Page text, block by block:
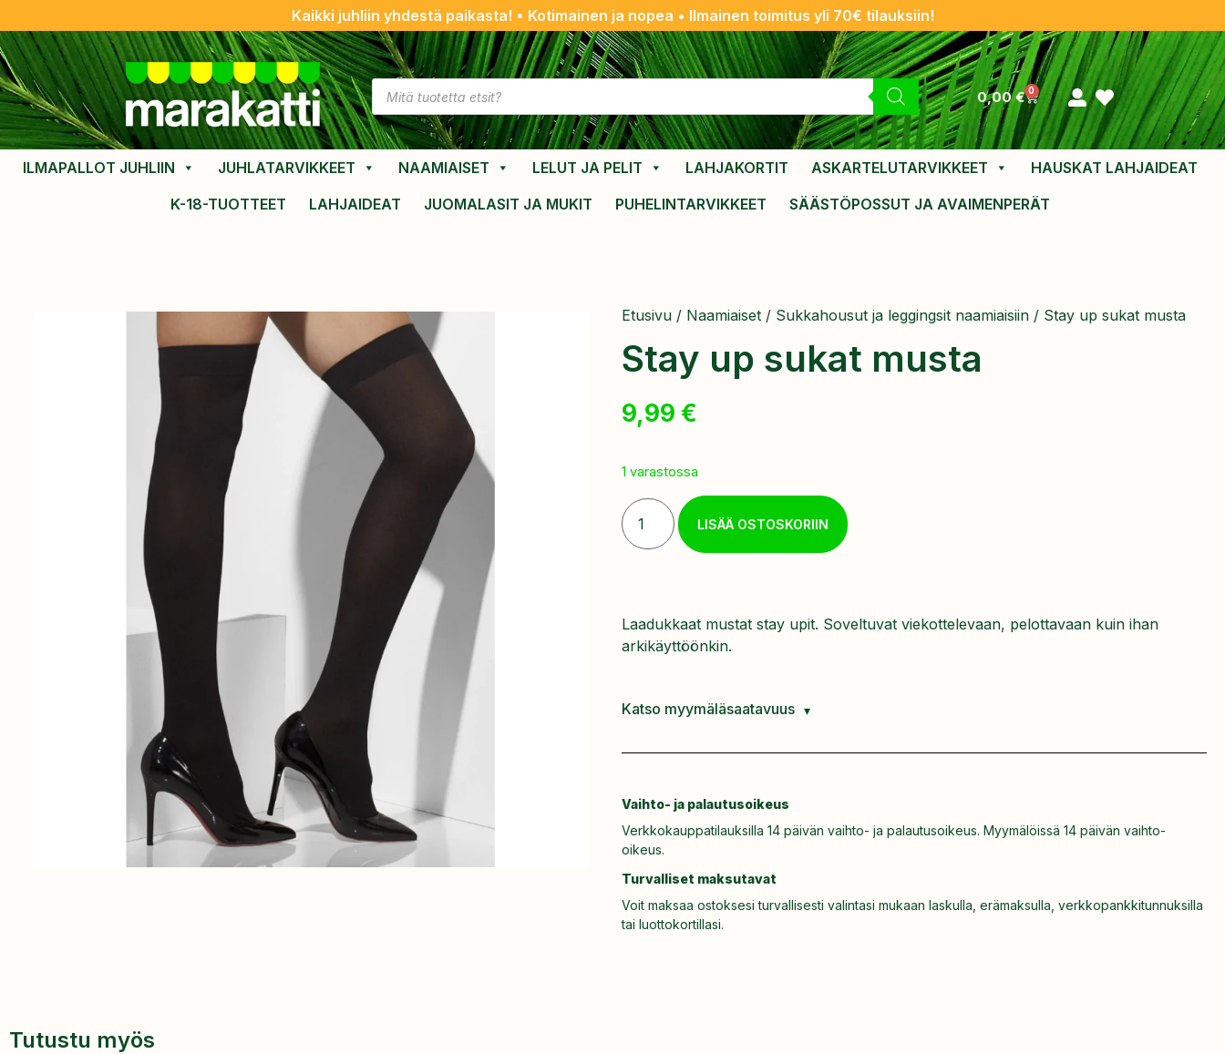
Kaikki juhliin yhdestä paikasta! • Kotimainen ja nopea • Ilmainen toimitus yli 70€ tilauksiin!
0,00€ 0
ILMAPALLOT JUHLIIN JUHLATARVIKKEET NAAMIAISET LELUT JA PELIT LAHJAKORTIT ASKARTELUTARVIKKEET
HAUSKAT LAHJAIDEAT
K-18-TUOTTEET
LAHJAIDEAT JUOMALASIT JA MUKIT PUHELINTARVIKKEET SÄÄSTÖPOSSUT JA AVAIMENPERÄT
Etusivu / Naamiaiset / Sukkahousut ja leggingsit naamiaisiin / Stay up sukat musta
Stay up sukat musta
9,99 €
1 varastossa
LISÄÄ OSTOSKORIIN
Laadukkaat mustat stay upit. Soveltuvat viekottelevaan, pelottavaan kuin ihan
arkikäyttöönkin.
Katso myymäläsaatavuus
Vaihto- ja palautusoikeus
Verkkokauppatilauksilla 14 päivän vaihto- ja palautusoikeus. Myymälöissä 14 päivän vaihto-
oikeus.
Turvalliset maksutavat
Voit maksaa ostoksesi turvallisesti valintasi mukaan laskulla, erämaksulla, verkkopankkitunnuksilla
tai luottokortillasi.
Tutustu myös